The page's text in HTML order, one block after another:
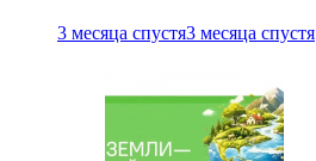
3 месяца спустя3 месяца спустя